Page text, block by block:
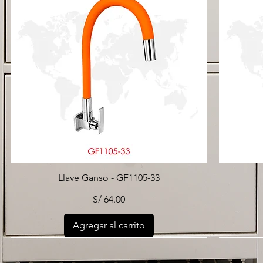
Llave Ganso - GF1105-33
Precio
S/ 64.00
Agregar al carrito